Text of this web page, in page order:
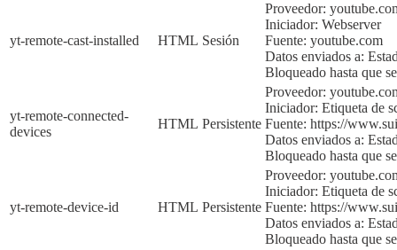
yt-remote-cast-installed HTML Sesión
Proveedor:
Iniciador: Webserver
Fuente: youtube.com
Datos enviados a:
Bloqueado hasta que
yt-remote-connected-
devices
HTML Persistente
Proveedor:
Iniciador: Etiqueta de
Fuente: https://
Datos enviados a:
Bloqueado hasta que
yt-remote-device-id HTML Persistente
Proveedor:
Iniciador: Etiqueta de
Fuente: https://
Datos enviados a:
Bloqueado hasta que